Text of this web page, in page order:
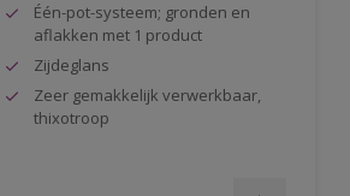
Één-pot-systeem; gronden en
aflakken met 1 product
Zijdeglans
Zeer gemakkelijk verwerkbaar,
thixotroop